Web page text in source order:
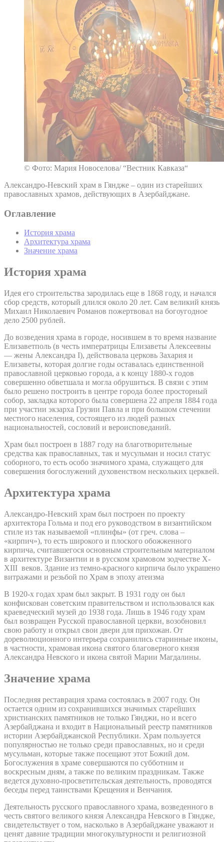
© Фото: Мария Новоселова/ “Вестник Кавказа“
Александро-Невский храм в Гяндже – один из старейших
православных храмов, действующих в Азербайджане.
Оглавление
История храма
Архитектура храма
Значение храма
История храма
Идея его строительства зародилась еще в 1868 году, и начался
сбор средств, который длился около 20 лет. Сам великий князь
Михаил Николаевич Романов пожертвовал на богоугодное
дело 2500 рублей.
До возведения храма в городе, носившем в то время название
Елизаветполь (в честь императрицы Елизаветы Алексеевны
— жены Александра I), действовала церковь Захария и
Елизаветы, которая долгие годы оставалась единственной
православной церковью города, а к концу 1880-х годов
совершенно обветшала и могла обрушиться. В связи с этим
было решено построить в центре города более просторный
собор, закладка которого была совершена 22 апреля 1884 года
при участии экзарха Грузии Павла и при большом стечении
местного населения, состоящего из людей разных
национальностей, сословий и вероисповеданий.
Храм был построен в 1887 году на благотворительные
средства как православных, так и мусульман и носил статус
соборного, то есть особо значимого храма, служащего для
совершения богослужений духовенством нескольких церквей.
Архитектура храма
Александро-Невский храм был построен по проекту
архитектора Гольма и под его руководством в византийском
стиле из так называемой «плинфы» (от греч. слова –
«кирпич»), то есть широкого и плоского обожженного
кирпича, считавшегося основным строительным материалом
в архитектуре Византии и в русском храмовом зодчестве X-
XIII веков. Здание из темно-красного кирпича было украшено
витражами и резьбой по Храм в эпоху атеизма
В 1920-х годах храм был закрыт. В 1931 году он был
конфискован советским правительством и использовался как
краеведческий музей до 1938 года. Лишь в 1946 году храм
был возвращен Русской православной церкви, возобновил
свою работу и открыл свои двери для прихожан. От
дореволюционного интерьера сохранились старинные иконы,
в частности, храмовая икона святого благоверного князя
Александра Невского и икона святой Марии Магдалины.
Значение храма
Последняя реставрация храма состоялась в 2007 году. Он
остается одним из сохранившихся значимых старейших
христианских памятников не только Гянджи, но и всего
Азербайджана и входит в Национальный реестр памятников
истории Азербайджанской Республики. Храм пользуется
популярностью не только среди православных, но и среди
мусульман, которые также посещают этот Божий дом.
Богослужения в храме совершаются по субботним и
воскресным дням, а также по великим праздникам. Также
ведется духовно-просветительская деятельность, проводятся
беседы перед таинствами Крещения и Венчания.
Деятельность русского православного храма, возведенного в
честь святого великого князя Александра Невского в Гяндже,
свидетельствует о том, насколько в Азербайджане уважают и
ценят давние традиции многокультурности и религиозной